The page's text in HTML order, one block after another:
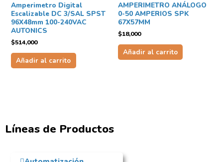
Amperimetro Digital
Escalizable DC 3/SAL SPST
96X48mm 100-240VAC
AUTONICS
$514,000
Añadir al carrito
AMPERIMETRO ANÁLOGO
0-50 AMPERIOS SPK
67X57MM
$18,000
Añadir al carrito
Líneas de Productos